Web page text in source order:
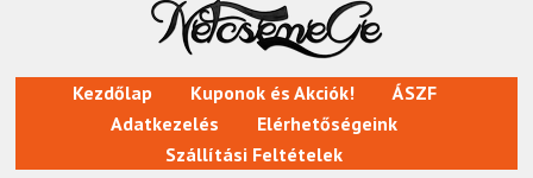
Kezdőlap Kuponok és Akciók!
ÁSZF
Adatkezelés
Elérhetőségeink
Szállítási Feltételek